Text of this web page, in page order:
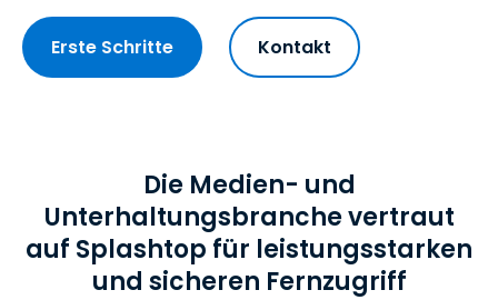
Erste Schritte Kontakt
Die Medien- und
Unterhaltungsbranche vertraut
auf Splashtop für leistungsstarken
und sicheren Fernzugriff